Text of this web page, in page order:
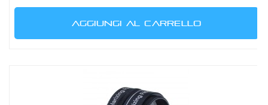
AGGIUNGI AL CARRELLO